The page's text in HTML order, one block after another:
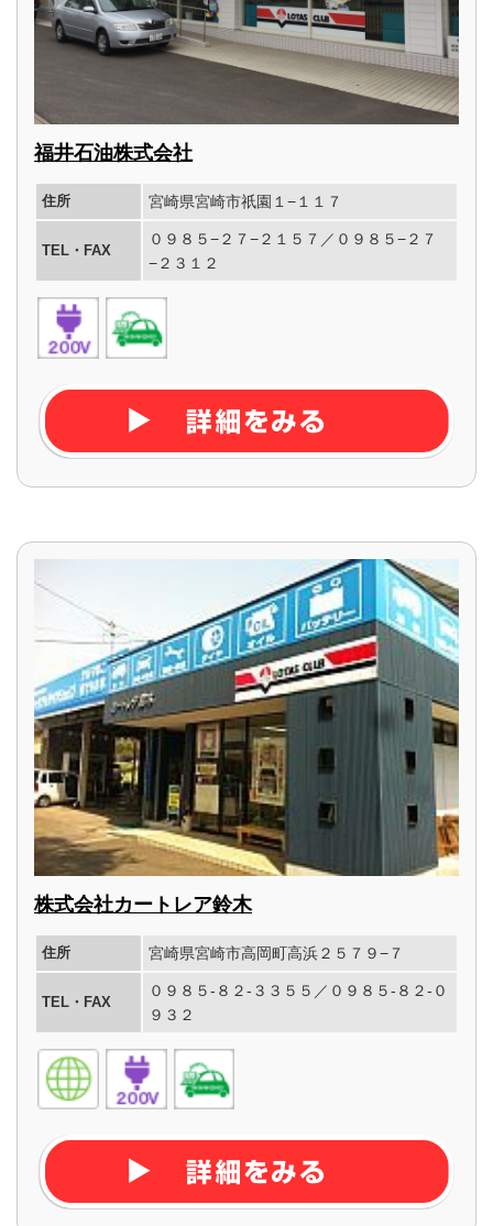
福井石油株式会社
住所 宮崎県宮崎市祇園１−１１７
TEL・FAX
０９８５−２７−２１５７／０９８５−２７
−２３１２
株式会社カートレア鈴木
住所 宮崎県宮崎市高岡町高浜２５７９−７
TEL・FAX
０９８５-８２-３３５５／０９８５-８２-０
９３２